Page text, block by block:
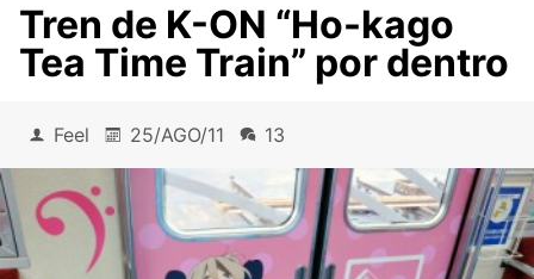
Tren de K-ON “Ho-kago
Tea Time Train” por dentro
Feel 25/AGO/11 13